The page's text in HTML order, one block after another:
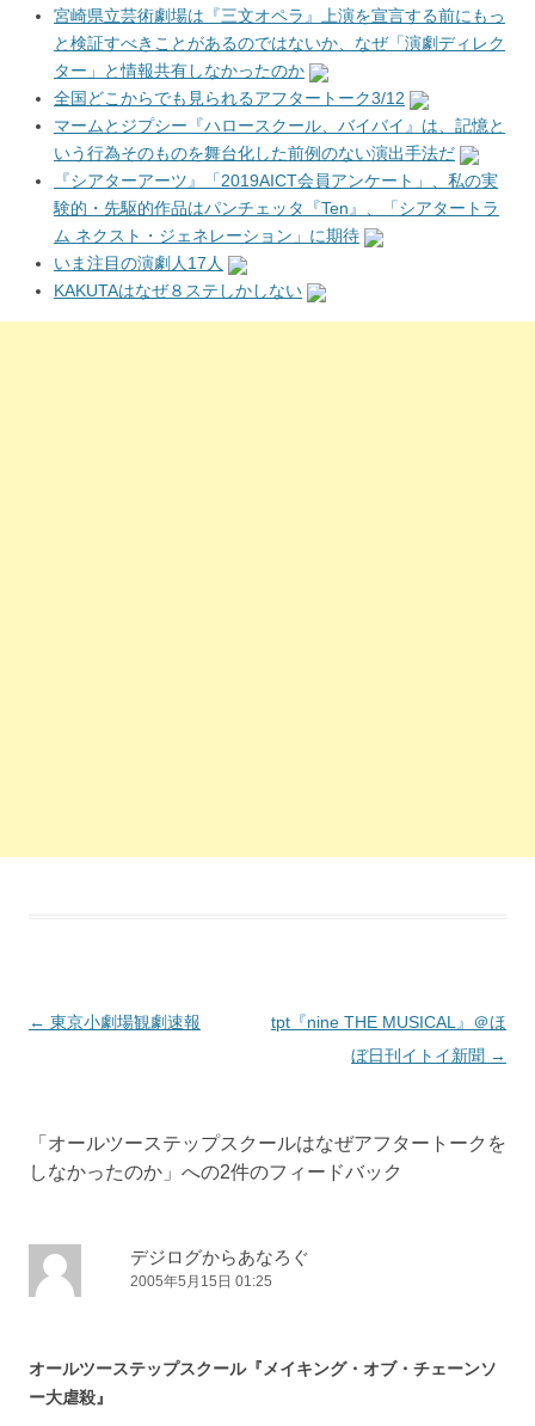
宮崎県立芸術劇場は『三文オペラ』上演を宣言する前にもっ
と検証すべきことがあるのではないか、なぜ「演劇ディレク
ター」と情報共有しなかったのか
全国どこからでも見られるアフタートーク3/12
マームとジプシー『ハロースクール、バイバイ』は、記憶と
いう行為そのものを舞台化した前例のない演出手法だ
『シアターアーツ』「2019AICT会員アンケート」、私の実
験的・先駆的作品はパンチェッタ『Ten』、「シアタートラ
ム ネクスト・ジェネレーション」に期待
いま注目の演劇人17人
KAKUTAはなぜ８ステしかしない
投稿ナビゲーション
← 東京小劇場観劇速報
tpt『nine THE MUSICAL』＠ほ
ぼ日刊イトイ新聞 →
「 オールツーステップスクールはなぜアフタートークを
しなかったのか 」への2件のフィードバック
デジログからあなろぐ
2005年5月15日 01:25
オールツーステップスクール『メイキング・オブ・チェーンソ
ー大虐殺』